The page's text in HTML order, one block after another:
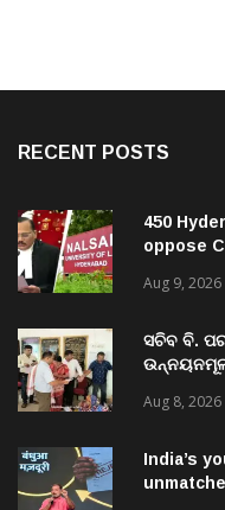
RECENT POSTS
450
oppose
Aug 9, 2026
ସଚିବ ବି.
Aug 8, 2026
India’s